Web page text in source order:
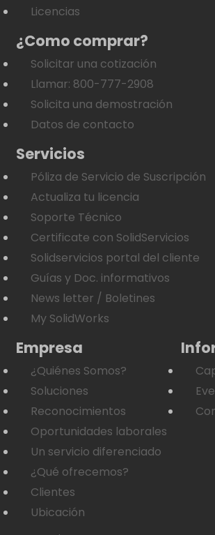
Licencias
¿Como comprar?
Solicitar una cotización
Llamar: 800-777-2908
Solicita una demostración
Datos de contacto
Servicios
Póliza de Servicio de Suscripción
Actualiza tu licencia
Soporte Técnico
Certificate con SolidServicios
Solidservicios portal del cliente
Guías y Doc. informativos
News letter / Boletines
My SolidWorks
Empresa
¿Quiénes Somos?
Soluciones
Reconocimientos
Oportunidades laborales
Un servicio diferenciado
¿Qué ofrecemos?
Clientes
Ubicación